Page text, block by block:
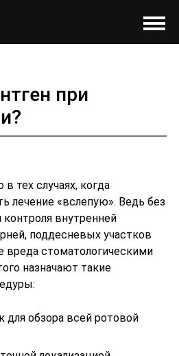
при
тех случаях, когда
лечение «вслепую». Ведь без
контроля внутренней
поддесневых участков
стоматологическими
назначают такие
обзора всей ротовой